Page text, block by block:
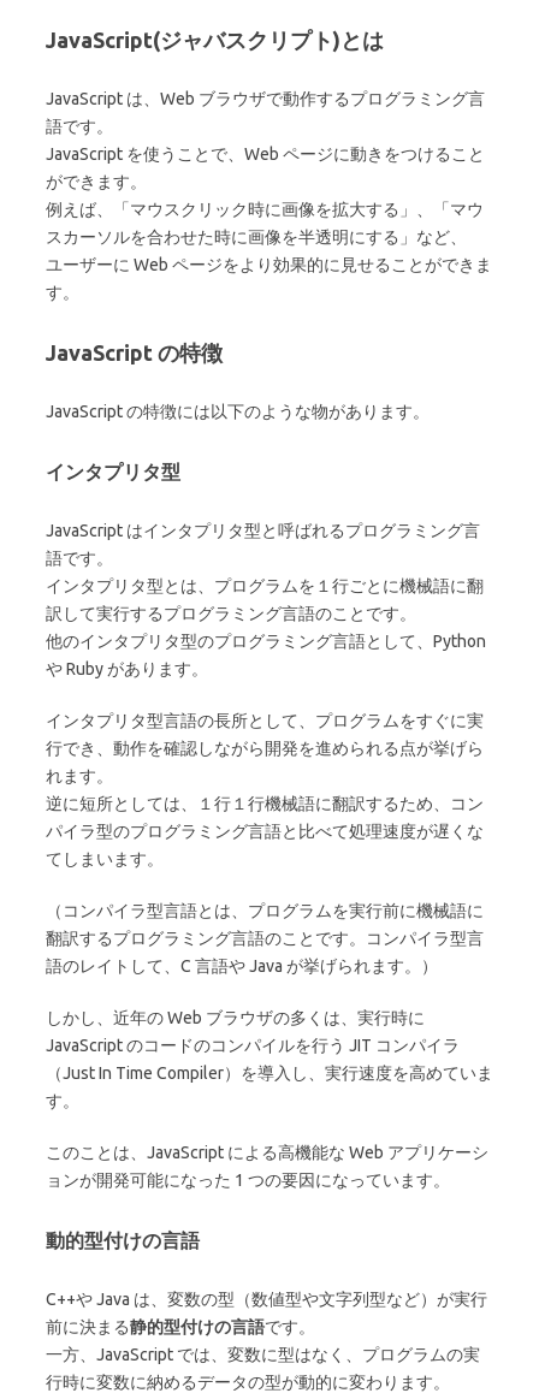
JavaScript(ジャバスクリプト)とは
JavaScript は、Web ブラウザで動作するプログラミング言
語です。
JavaScript を使うことで、Web ページに動きをつけること
ができます。
例えば、「マウスクリック時に画像を拡大する」、「マウ
スカーソルを合わせた時に画像を半透明にする」など、
ユーザーに Web ページをより効果的に見せることができま
す。
JavaScript の特徴
JavaScript の特徴には以下のような物があります。
インタプリタ型
JavaScript はインタプリタ型と呼ばれるプログラミング言
語です。
インタプリタ型とは、プログラムを１行ごとに機械語に翻
訳して実行するプログラミング言語のことです。
他のインタプリタ型のプログラミング言語として、Python
や Ruby があります。
インタプリタ型言語の長所として、プログラムをすぐに実
行でき、動作を確認しながら開発を進められる点が挙げら
れます。
逆に短所としては、１行１行機械語に翻訳するため、コン
パイラ型のプログラミング言語と比べて処理速度が遅くな
てしまいます。
（コンパイラ型言語とは、プログラムを実行前に機械語に
翻訳するプログラミング言語のことです。コンパイラ型言
語のレイトして、C 言語や Java が挙げられます。）
しかし、近年の Web ブラウザの多くは、実行時に
JavaScript のコードのコンパイルを行う JIT コンパイラ
（Just In Time Compiler）を導入し、実行速度を高めていま
す。
このことは、JavaScript による高機能な Web アプリケーシ
ョンが開発可能になった 1 つの要因になっています。
動的型付けの言語
C++や Java は、変数の型（数値型や文字列型など）が実行
前に決まる静的型付けの言語です。
一方、JavaScript では、変数に型はなく、プログラムの実
行時に変数に納めるデータの型が動的に変わります。